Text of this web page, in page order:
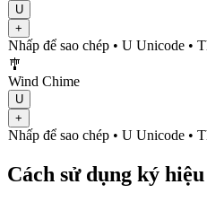
U
+
Nhấp để sao chép • U Unicode •
🎐
Wind Chime
U
+
Nhấp để sao chép • U Unicode •
Cách sử dụng ký